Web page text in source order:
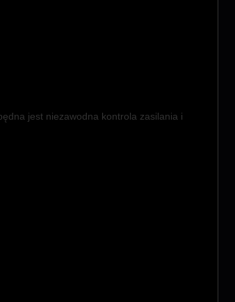
jest niezawodna kontrola zasilania i